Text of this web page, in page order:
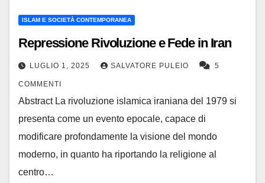
ISLAM E SOCIETÀ CONTEMPORANEA
Repressione Rivoluzione e Fede in Iran
LUGLIO 1, 2025 SALVATORE PULEIO 5
COMMENTI
Abstract La rivoluzione islamica iraniana del 1979 si
presenta come un evento epocale, capace di
modificare profondamente la visione del mondo
moderno, in quanto ha riportando la religione al
centro…